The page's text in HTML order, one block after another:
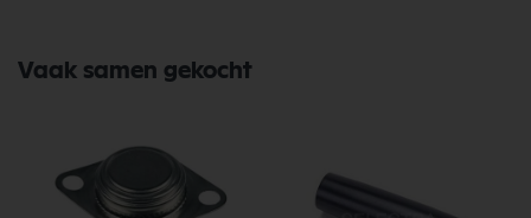
Vaak samen gekocht